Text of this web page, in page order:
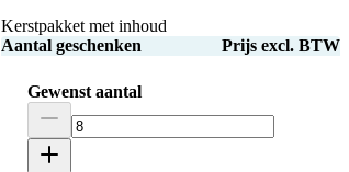
Kerstpakket met inhoud
Aantal geschenken
Prijs excl. BTW
Gewenst aantal